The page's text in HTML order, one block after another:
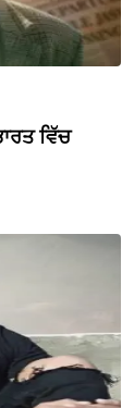
ਵਿੱਚ